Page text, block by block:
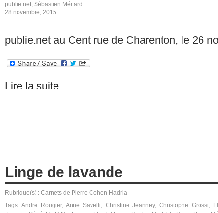
publie.net Sébastien Ménard
28 novembre, 2015
publie.net au Cent rue de Charenton, le 26
Lire la suite...
Linge de lavande
Rubrique(s) : Carnets de Pierre Cohen-Hadria
Tags:André Rougier,Anne Savelli Christine Jeanney,Christophe Grossi